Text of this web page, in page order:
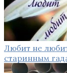
Любит не
старинным